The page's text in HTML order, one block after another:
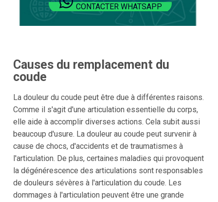
CONTACTER WHATSAPP
Causes du remplacement du
coude
La douleur du coude peut être due à différentes raisons.
Comme il s'agit d'une articulation essentielle du corps,
elle aide à accomplir diverses actions. Cela subit aussi
beaucoup d'usure. La douleur au coude peut survenir à
cause de chocs, d'accidents et de traumatismes à
l'articulation. De plus, certaines maladies qui provoquent
la dégénérescence des articulations sont responsables
de douleurs sévères à l'articulation du coude. Les
dommages à l'articulation peuvent être une grande